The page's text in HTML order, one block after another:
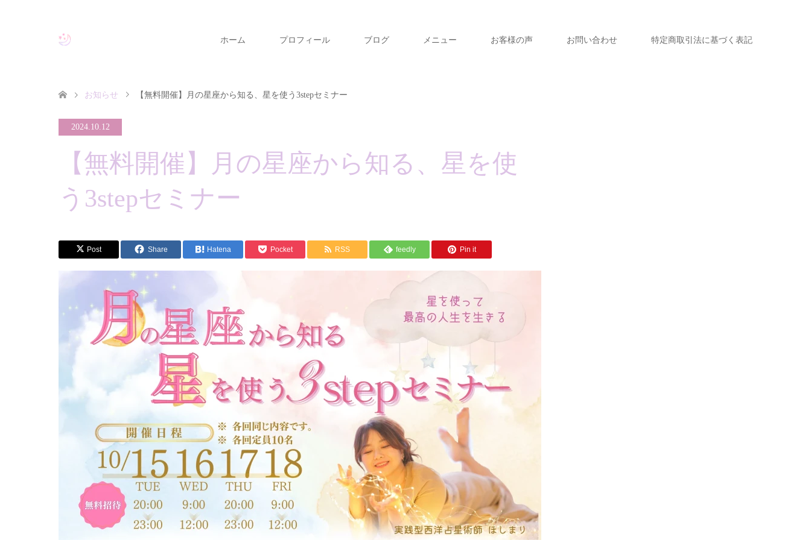
ホーム プロフィール ブログ メニュー お客様の声 お問い合わせ 特定商取引法に基づく表記
お知らせ 【無料開催】月の星座から知る、星を使う3stepセミナー
2024.10.12
【無料開催】月の星座から知る、星を使
う3stepセミナー
Post Share Hatena Pocket RSS feedly Pin it